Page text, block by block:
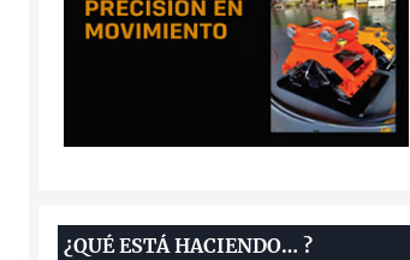
¿QUÉ ESTÁ HACIENDO… ?